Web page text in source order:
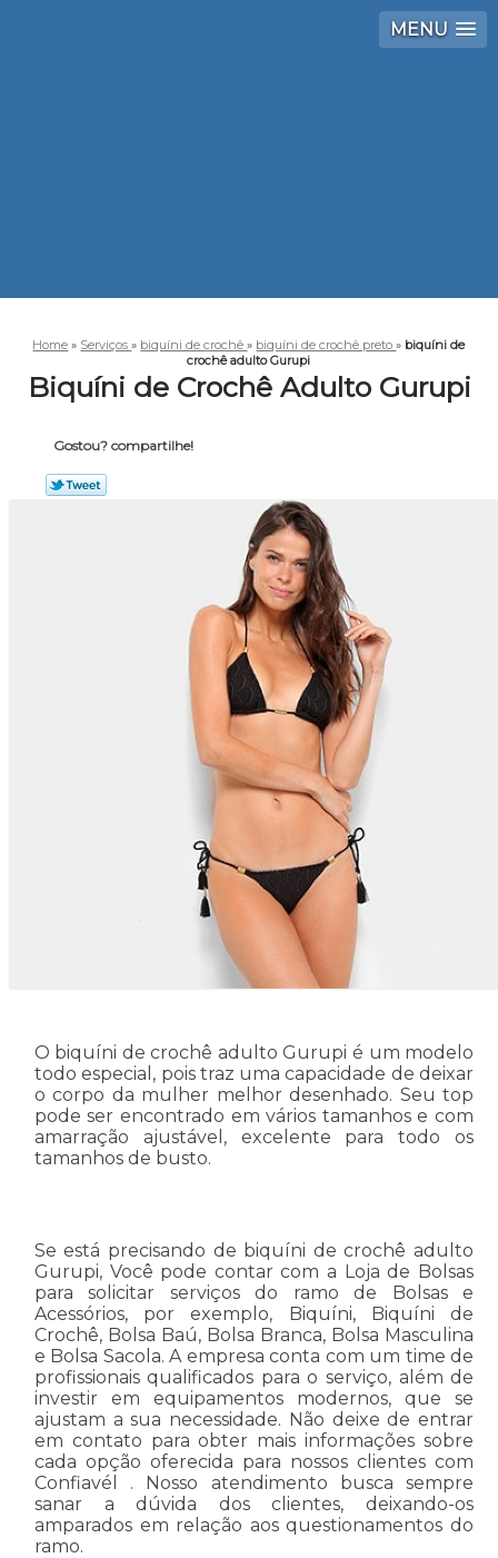
MENU
Home » Serviços» biquíni de crochê» biquíni de crochê preto» biquíni de
crochê adulto Gurupi
Biquíni de Crochê Adulto Gurupi
Gostou? compartilhe!
O biquíni de crochê adulto Gurupi é um modelo
todo especial, pois traz uma capacidade de deixar
o corpo da mulher melhor desenhado. Seu top
pode ser encontrado em vários tamanhos e com
amarração ajustável, excelente para todo os
tamanhos de busto.
Se está precisando de biquíni de crochê adulto
Gurupi, Você pode contar com a Loja de Bolsas
para solicitar serviços do ramo de Bolsas e
Acessórios, por exemplo, Biquíni, Biquíni de
Crochê, Bolsa Baú, Bolsa Branca, Bolsa Masculina
e Bolsa Sacola. A empresa conta com um time de
profissionais qualificados para o serviço, além de
investir em equipamentos modernos, que se
ajustam a sua necessidade. Não deixe de entrar
em contato para obter mais informações sobre
cada opção oferecida para nossos clientes com
Confiavél . Nosso atendimento busca sempre
sanar a dúvida dos clientes, deixando-os
amparados em relação aos questionamentos do
ramo.